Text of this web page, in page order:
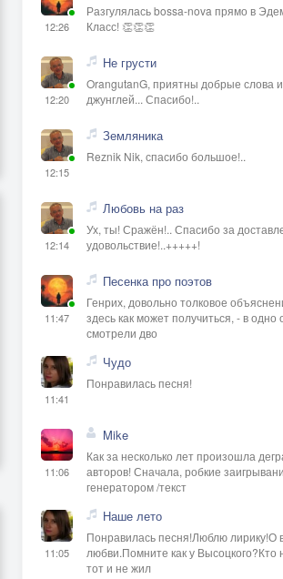
12:26
Разгулялась bossa-nova прямо в
Класс! 👏👏👏
12:20
Не грусти
OrangutanG, приятны добрые слова
джунглей... Спасибо!..
12:15
Земляника
Reznik Nik, спасибо большое!..
12:14
Любовь на раз
Ух, ты! Сражён!.. Спасибо за
удовольствие!..+++++!
11:47
Песенка про поэтов
Генрих, довольно толковое
здесь как может получиться, - в одно
смотрели дво
11:41
Чудо
Понравилась песня!
11:06
Mike
Как за несколько лет произошла
авторов! Сначала, робкие
генератором /текст
11:05
Наше лето
Понравилась песня!Люблю лирику!О
любви.Помните как у Высоцкого?Кто
тот и не жил